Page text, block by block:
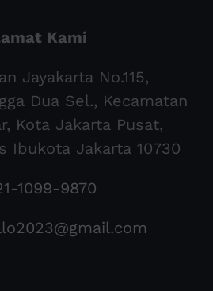
Kami
Jayakarta No.115,
Dua Sel., Kecamatan
Kota Jakarta Pusat,
Ibukota Jakarta 10730
1099-9870